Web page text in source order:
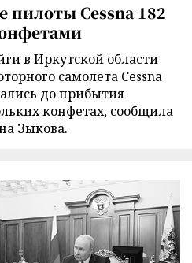
Cessna 182
в Иркутской области
самолета Cessna
до прибытия
конфетах, сообщила
Зыкова.